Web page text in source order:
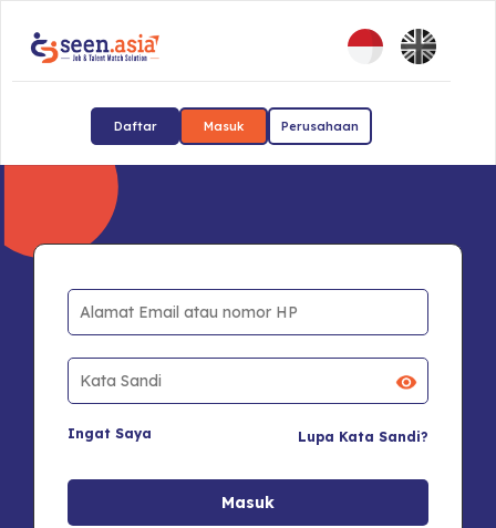
Daftar Masuk Perusahaan
Ingat Saya Lupa Kata Sandi?